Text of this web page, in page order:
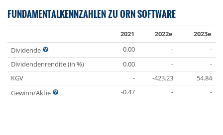
FUNDAMENTALKENNZAHLEN ZU ORN SOFTWARE
2021 2022e
2023e
Dividende
0.00 -
-
Dividendenrendite (in %)
0.00 -
-
KGV
- -423.23
54.84
Gewinn/Aktie
-0.47 - -